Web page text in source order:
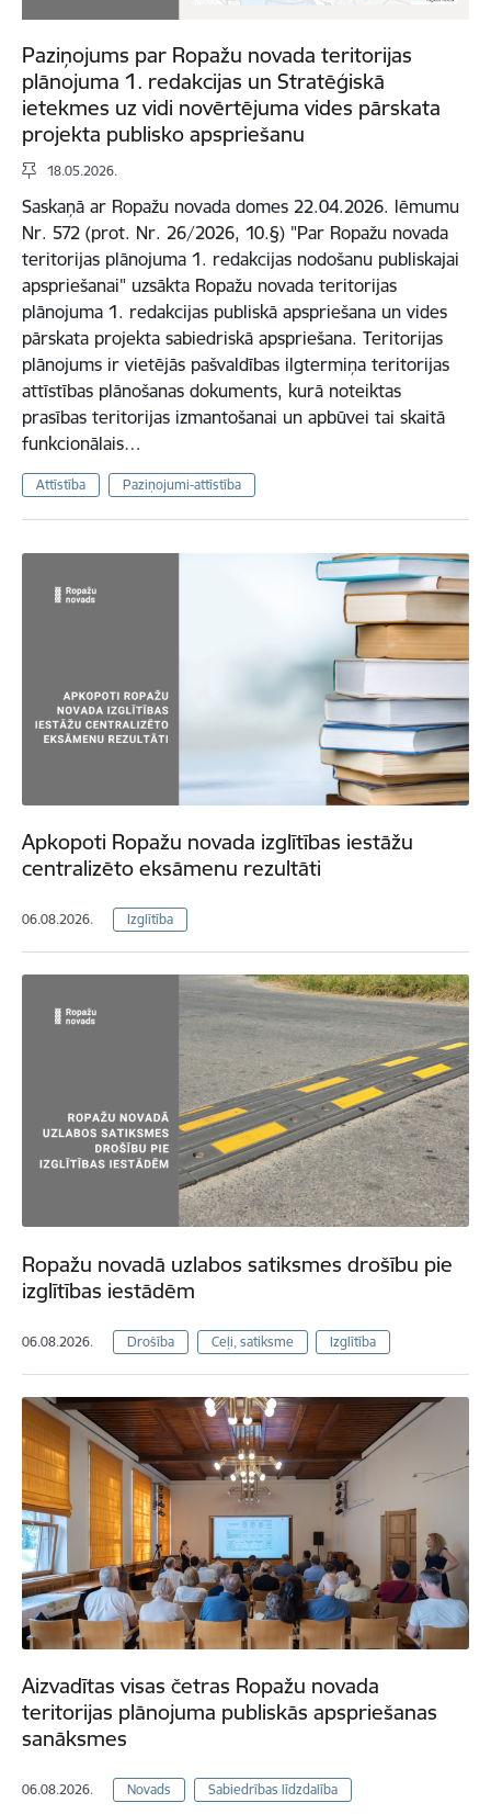
Paziņojums par Ropažu novada teritorijas
plānojuma 1. redakcijas un Stratēģiskā
ietekmes uz vidi novērtējuma vides pārskata
projekta publisko apspriešanu
18.05.2026.
Saskaņā ar Ropažu novada domes 22.04.2026. lēmumu
Nr. 572 (prot. Nr. 26/2026, 10.§) "Par Ropažu novada
teritorijas plānojuma 1. redakcijas nodošanu publiskajai
apspriešanai" uzsākta Ropažu novada teritorijas
plānojuma 1. redakcijas publiskā apspriešana un vides
pārskata projekta sabiedriskā apspriešana. Teritorijas
plānojums ir vietējās pašvaldības ilgtermiņa teritorijas
attīstības plānošanas dokuments, kurā noteiktas
prasības teritorijas izmantošanai un apbūvei tai skaitā
funkcionālais…
Attīstība Paziņojumi-attīstība
Apkopoti Ropažu novada izglītības iestāžu
centralizēto eksāmenu rezultāti
06.08.2026. Izglītība
Ropažu novadā uzlabos satiksmes drošību pie
izglītības iestādēm
06.08.2026. Drošība Ceļi, satiksme Izglītība
Aizvadītas visas četras Ropažu novada
teritorijas plānojuma publiskās apspriešanas
sanāksmes
06.08.2026. Novads Sabiedrības līdzdalība